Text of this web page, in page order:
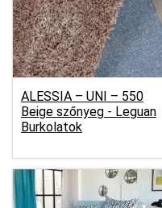
ALESSIA – UNI – 550
Beige szőnyeg - Leguan
Burkolatok